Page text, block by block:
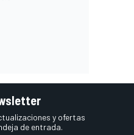
y ofertas
de entrada.